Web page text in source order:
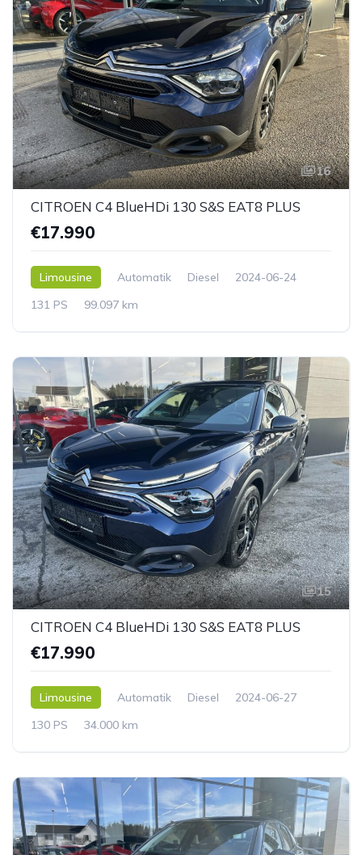
16
CITROEN C4 BlueHDi 130 S&S EAT8 PLUS
€17.990
Limousine Automatik Diesel
2024-06-24
131 PS
99.097 km
15
CITROEN C4 BlueHDi 130 S&S EAT8 PLUS
€17.990
Limousine Automatik Diesel
2024-06-27
130 PS
34.000 km